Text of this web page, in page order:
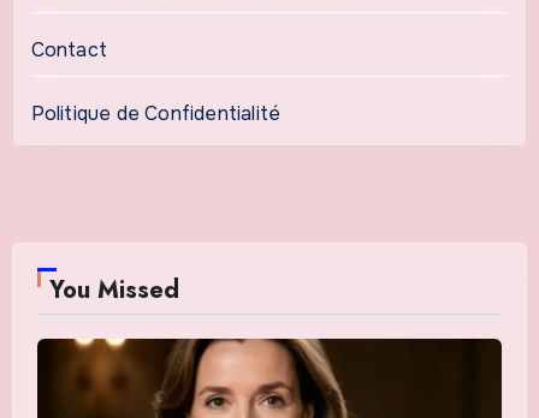
Contact
Politique de Confidentialité
You Missed